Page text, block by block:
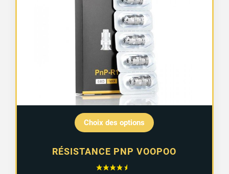
Choix des options
RÉSISTANCE PNP VOOPOO